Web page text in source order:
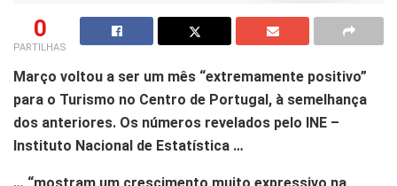
0
PARTILHAS
Março voltou a ser um mês “extremamente positivo”
para o Turismo no Centro de Portugal, à semelhança
dos anteriores. Os números revelados pelo INE –
Instituto Nacional de Estatística …
… “mostram um crescimento muito expressivo na